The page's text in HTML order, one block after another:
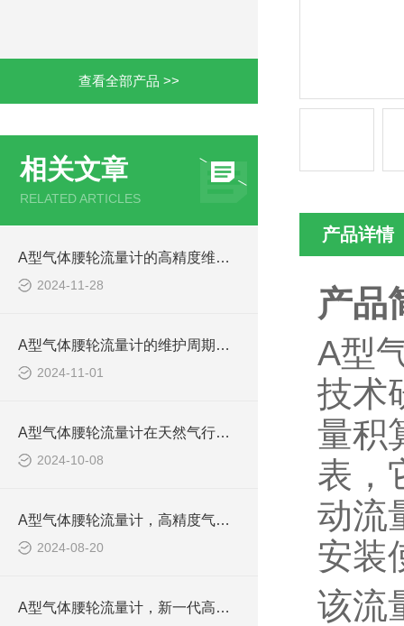
查看全部产品 >>
相关文章
RELATED ARTICLES
A型气体腰轮流量计的高精度维持策略
2024-11-28
A型气体腰轮流量计的维护周期和成本
2024-11-01
A型气体腰轮流量计在天然气行业中的应用
2024-10-08
A型气体腰轮流量计，高精度气体计量
2024-08-20
A型气体腰轮流量计，新一代高精度计量仪表
产品详情
产品
A型
技术
量积
表，
动流
安装
该流